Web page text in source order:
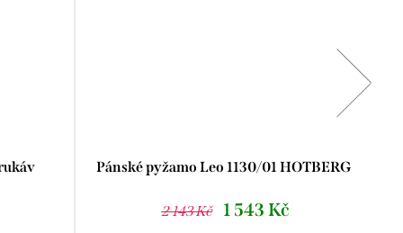
Pánské pyžamo Leo 1130/01 HOTBERG
2 143 Kč 1 543 Kč